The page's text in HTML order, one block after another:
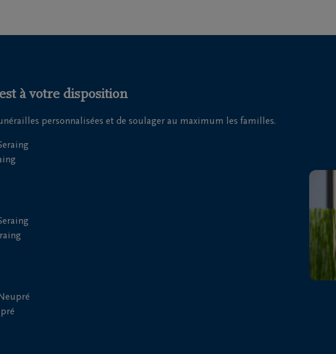
à votre disposition
personnalisées et de soulager au maximum les familles.